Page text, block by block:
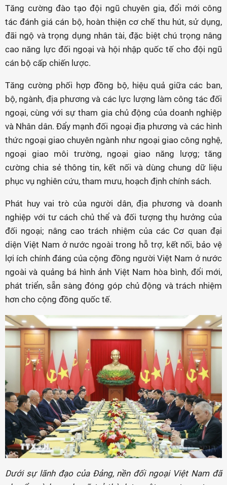
Tăng cường đào tạo đội ngũ chuyên gia, đổi mới công
tác đánh giá cán bộ, hoàn thiện cơ chế thu hút, sử dụng,
đãi ngộ và trọng dụng nhân tài, đặc biệt chú trọng nâng
cao năng lực đối ngoại và hội nhập quốc tế cho đội ngũ
cán bộ cấp chiến lược.
Tăng cường phối hợp đồng bộ, hiệu quả giữa các ban,
bộ, ngành, địa phương và các lực lượng làm công tác đối
ngoại, cùng với sự tham gia chủ động của doanh nghiệp
và Nhân dân. Đẩy mạnh đối ngoại địa phương và các hình
thức ngoại giao chuyên ngành như ngoại giao công nghệ,
ngoại giao môi trường, ngoại giao năng lượg; tăng
cường chia sẻ thông tin, kết nối và dùng chung dữ liệu
phục vụ nghiên cứu, tham mưu, hoạch định chính sách.
Phát huy vai trò của người dân, địa phương và doanh
nghiệp với tư cách chủ thể và đối tượng thụ hưởng của
đối ngoại; nâng cao trách nhiệm của các Cơ quan đại
diện Việt Nam ở nước ngoài trong hỗ trợ, kết nối, bảo vệ
lợi ích chính đáng của cộng đồng người Việt Nam ở nước
ngoài và quảng bá hình ảnh Việt Nam hòa bình, đổi mới,
phát triển, sẵn sàng đóng góp chủ động và trách nhiệm
hơn cho cộng đồng quốc tế.
Dưới sự lãnh đạo của Đảng, nền đối ngoại Việt Nam đã